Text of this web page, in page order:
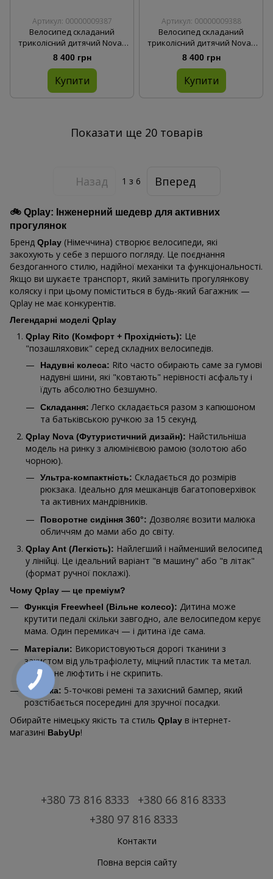
Артикул: 00000009387
Велосипед складаний
триколісний дитячий Nova+
Rubber Orange Sunset
8 400 грн
Купити
Артикул: 00000009388
Велосипед складаний
триколісний дитячий Nova+
Rubber Ultimate Black
8 400 грн
Купити
Показати ще 20 товарів
Назад 1 з 6 Вперед
🚲 Qplay: Інженерний шедевр для активних
прогулянок
Бренд Qplay (Німеччина) створює велосипеди, які
закохують у себе з першого погляду. Це поєднання
бездоганного стилю, надійної механіки та функціональності.
Якщо ви шукаєте транспорт, який замінить прогулянкову
коляску і при цьому поміститься в будь-який багажник —
Qplay не має конкурентів.
Легендарні моделі Qplay
Qplay Rito (Комфорт + Прохідність): Це
"позашляховик" серед складних велосипедів.
Надувні колеса: Rito часто обирають саме за гумові
надувні шини, які "ковтають" нерівності асфальту і
їдуть абсолютно безшумно.
Складання: Легко складається разом з капюшоном
та батьківською ручкою за 15 секунд.
Qplay Nova (Футуристичний дизайн): Найстильніша
модель на ринку з алюмінієвою рамою (золотою або
чорною).
Ультра-компактність: Складається до розмірів
рюкзака. Ідеально для мешканців багатоповерхівок
та активних мандрівників.
Поворотне сидіння 360°: Дозволяє возити малюка
обличчям до мами або до світу.
Qplay Ant (Легкість): Найлегший і найменший велосипед
у лінійці. Це ідеальний варіант "в машину" або "в літак"
(формат ручної поклажі).
Чому Qplay — це преміум?
Функція Freewheel (Вільне колесо): Дитина може
крутити педалі скільки завгодно, але велосипедом керує
мама. Один перемикач — і дитина їде сама.
Матеріали: Використовуються дорогі тканини з
захистом від ультрафіолету, міцний пластик та метал.
Нічого не люфтить і не скрипить.
Безпека: 5-точкові ремені та захисний бампер, який
розстібається посередині для зручної посадки.
Обирайте німецьку якість та стиль Qplay в інтернет-
магазині BabyUp!
+380 73 816 8333
+380 66 816 8333
+380 97 816 8333
Контакти
Повна версія сайту